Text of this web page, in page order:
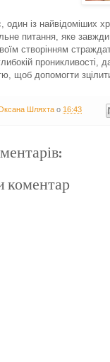
із найвідоміших
питання, яке
створінням
щоб допомогти
Шляхта о 16:43
коментар